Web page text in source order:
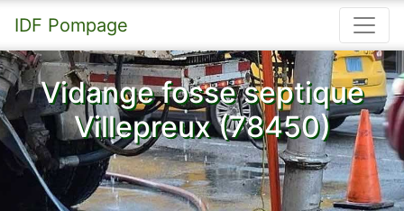
IDF Pompage
Vidange fosse septique
Villepreux (78450)